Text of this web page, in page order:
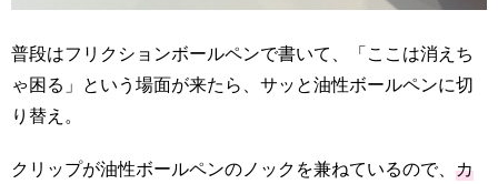
普段はフリクションボールペンで書いて、「ここは消えち
ゃ困る」という場面が来たら、サッと油性ボールペンに切
り替え。
クリップが油性ボールペンのノックを兼ねているので、 カ